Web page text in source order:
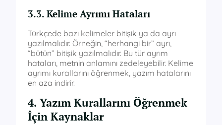
3.3. Kelime Ayrımı Hataları
Türkçede bazı kelimeler bitişik ya da ayrı
yazılmalıdır. Örneğin, “herhangi bir” ayrı,
“bütün” bitişik yazılmalıdır. Bu tür ayrım
hataları, metnin anlamını zedeleyebilir. Kelime
ayrımı kurallarını öğrenmek, yazım hatalarını
en aza indirir.
4. Yazım Kurallarını Öğrenmek
İçin Kaynaklar